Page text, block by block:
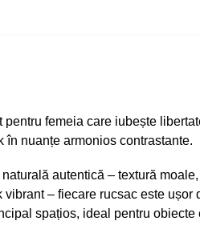
pentru femeia care iubește
în nuanțe armonios contrastante.
autentică – textură
– fiecare rucsac este ușor
spațios, ideal pentru